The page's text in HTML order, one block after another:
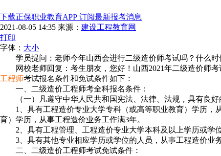
下载正保职业教育APP 订阅最新报考消息
2021-08-05 14:35 来源： 建设工程教育网
打印
字体： 大小
学员提问：老师今年山西会进行二级造价师考试吗？什么时
网校老师回复：考生朋友，您好！山西2021年二级造价师考
工程师考试报名条件和免试条件如下：
一、二级造价工程师考全科报名条件：
（一）凡遵守中华人民共和国宪法、法律、法规，具有良
1、具有工程造价专业大学专科（或高等职业教育）学历
育）学历，从事工程造价业务工作满3年。
2、具有工程管理、工程造价专业大学本科及以上学历或
3、具有其他专业相应学历或学位的人员，从事工程造价业
二、二级造价工程师考试免试条件：